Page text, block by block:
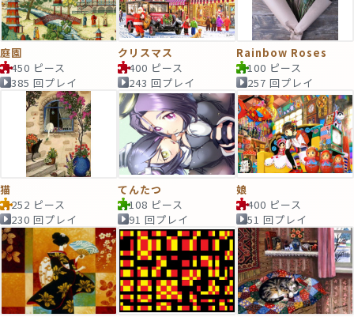
庭園
450 ピース
385 回プレイ
クリスマス
400 ピース
243 回プレイ
Rainbow Roses
100 ピース
257 回プレイ
猫
252 ピース
230 回プレイ
てんたつ
108 ピース
91 回プレイ
娘
400 ピース
51 回プレイ